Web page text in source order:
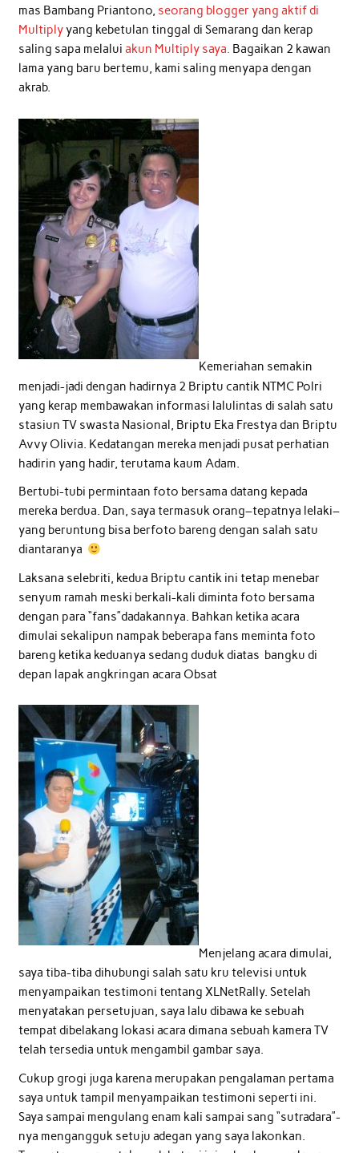
mas Bambang Priantono, seorang blogger yang aktif di
Multiplyyang kebetulan tinggal di Semarang dan kerap
saling sapa melalui akun Multiply saya. Bagaikan 2 kawan
lama yang baru bertemu, kami saling menyapa dengan
akrab.
Kemeriahan semakin
menjadi-jadi dengan hadirnya 2 Briptu cantik NTMC Polri
yang kerap membawakan informasi lalulintas di salah satu
stasiun TV swasta Nasional, Briptu Eka Frestya dan Briptu
Avvy Olivia. Kedatangan mereka menjadi pusat perhatian
hadirin yang hadir, terutama kaum Adam.
Bertubi-tubi permintaan foto bersama datang kepada
mereka berdua. Dan, saya termasuk orang–tepatnya lelaki–
yang beruntung bisa berfoto bareng dengan salah satu
diantaranya
Laksana selebriti, kedua Briptu cantik ini tetap menebar
senyum ramah meski berkali-kali diminta foto bersama
dengan para “fans”dadakannya. Bahkan ketika acara
dimulai sekalipun nampak beberapa fans meminta foto
bareng ketika keduanya sedang duduk diatas bangku di
depan lapak angkringan acara Obsat
Menjelang acara dimulai,
saya tiba-tiba dihubungi salah satu kru televisi untuk
menyampaikan testimoni tentang XLNetRally. Setelah
menyatakan persetujuan, saya lalu dibawa ke sebuah
tempat dibelakang lokasi acara dimana sebuah kamera TV
telah tersedia untuk mengambil gambar saya.
Cukup grogi juga karena merupakan pengalaman pertama
saya untuk tampil menyampaikan testimoni seperti ini.
Saya sampai mengulang enam kali sampai sang “sutradara”-
nya mengangguk setuju adegan yang saya lakonkan.